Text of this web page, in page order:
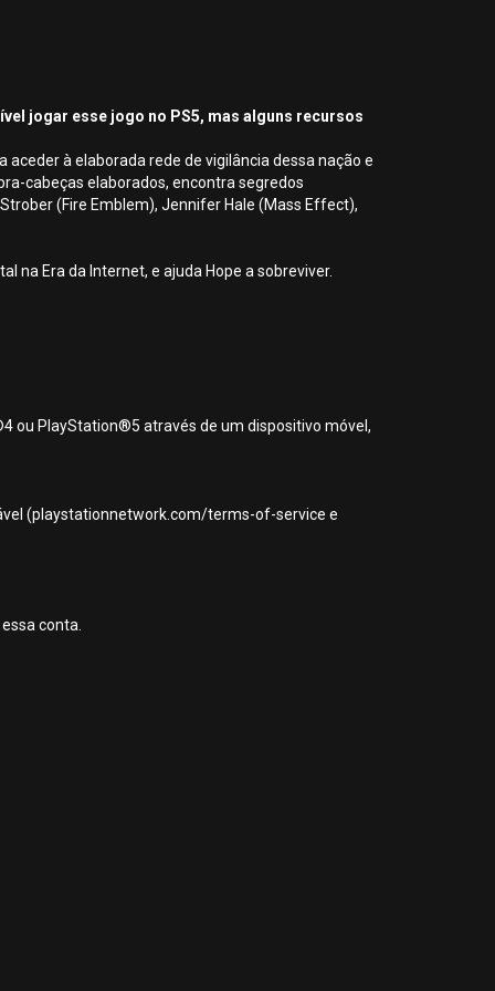
jogar esse jogo no PS5, mas alguns recursos
à elaborada rede de vigilância dessa nação e
cabeças elaborados, encontra segredos
(Fire Emblem), Jennifer Hale (Mass Effect),
na Era da Internet, e ajuda Hope a sobreviver.
ou PlayStation®5 através de um dispositivo móvel,
(playstationnetwork.com/terms-of-service e
conta.